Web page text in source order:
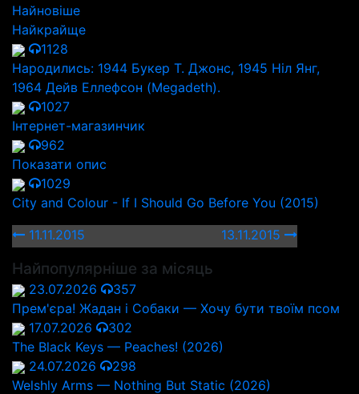
Найновіше
Найкрайще
1128
Народились: 1944 Букер Т. Джонс, 1945 Ніл Янг,
1964 Дейв Еллефсон (Megadeth).
1027
Інтернет-магазинчик
962
Показати опис
1029
City and Colour - If I Should Go Before You (2015)
11.11.2015
13.11.2015
Найпопулярніше за місяць
23.07.2026
357
Прем'єра! Жадан і Собаки — Хочу бути твоїм псом
17.07.2026
302
The Black Keys — Peaches! (2026)
24.07.2026
298
Welshly Arms — Nothing But Static (2026)